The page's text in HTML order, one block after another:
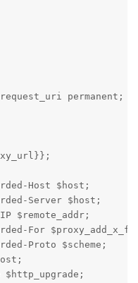
permanent;
Host $host;
Server $host;
$remote_addr;
For
Proto $scheme;
$http_upgrade;